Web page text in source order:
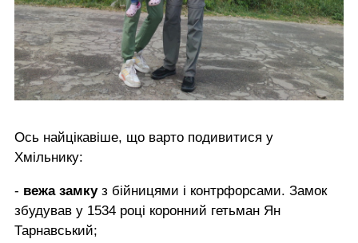
Ось найцікавіше, що варто подивитися у
Хмільнику:
- вежа замкуз бійницями і контрфорсами. Замок
збудував у 1534 році коронний гетьман Ян
Тарнавський;